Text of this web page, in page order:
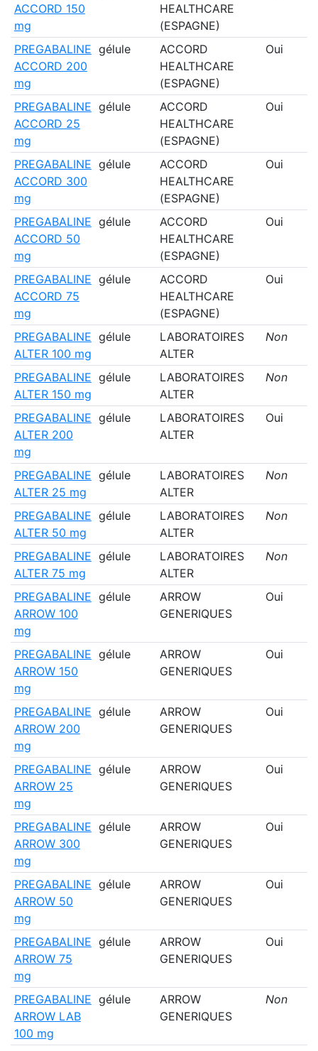
ACCORD 150
mg
HEALTHCARE
(ESPAGNE)
PREGABALINE
ACCORD 200
mg
gélule
ACCORD
HEALTHCARE
(ESPAGNE)
Oui
PREGABALINE
ACCORD 25
mg
gélule
ACCORD
HEALTHCARE
(ESPAGNE)
Oui
PREGABALINE
ACCORD 300
mg
gélule
ACCORD
HEALTHCARE
(ESPAGNE)
Oui
PREGABALINE
ACCORD 50
mg
gélule
ACCORD
HEALTHCARE
(ESPAGNE)
Oui
PREGABALINE
ACCORD 75
mg
gélule
ACCORD
HEALTHCARE
(ESPAGNE)
Oui
PREGABALINE
ALTER 100 mg
gélule
LABORATOIRES
ALTER
Non
PREGABALINE
ALTER 150 mg
gélule
LABORATOIRES
ALTER
Non
PREGABALINE
ALTER 200
mg
gélule
LABORATOIRES
ALTER
Oui
PREGABALINE
ALTER 25 mg
gélule
LABORATOIRES
ALTER
Non
PREGABALINE
ALTER 50 mg
gélule
LABORATOIRES
ALTER
Non
PREGABALINE
ALTER 75 mg
gélule
LABORATOIRES
ALTER
Non
PREGABALINE
ARROW 100
mg
gélule
ARROW
GENERIQUES
Oui
PREGABALINE
ARROW 150
mg
gélule
ARROW
GENERIQUES
Oui
PREGABALINE
ARROW 200
mg
gélule
ARROW
GENERIQUES
Oui
PREGABALINE
ARROW 25
mg
gélule
ARROW
GENERIQUES
Oui
PREGABALINE
ARROW 300
mg
gélule
ARROW
GENERIQUES
Oui
PREGABALINE
ARROW 50
mg
gélule
ARROW
GENERIQUES
Oui
PREGABALINE
ARROW 75
mg
gélule
ARROW
GENERIQUES
Oui
PREGABALINE
ARROW LAB
100 mg
gélule
ARROW
GENERIQUES
Non